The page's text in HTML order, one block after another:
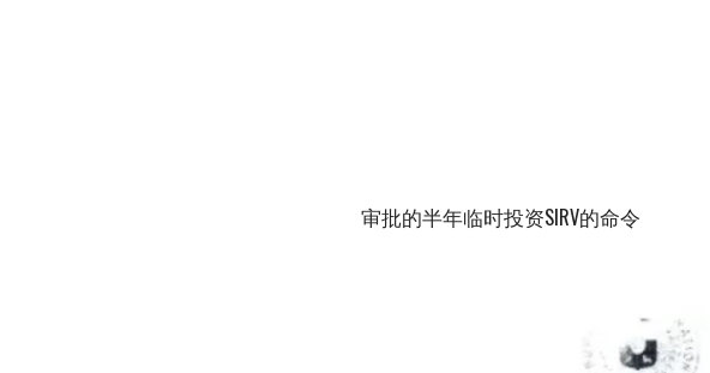
审批的半年临时投资SIRV的命令